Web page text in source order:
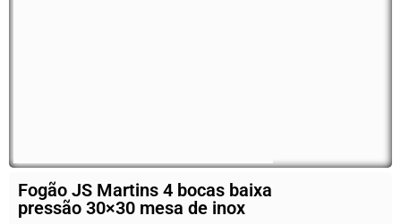
Fogão JS Martins 4 bocas baixa
pressão 30×30 mesa de inox